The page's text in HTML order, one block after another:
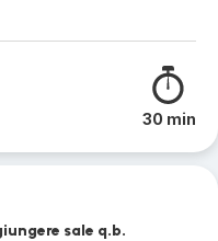
30 min
sale q.b.